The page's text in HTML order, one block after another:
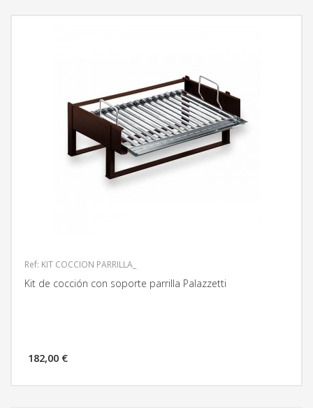
Ref: KIT COCCION PARRILLA_
Kit de cocción con soporte parrilla Palazzetti
182,00 €